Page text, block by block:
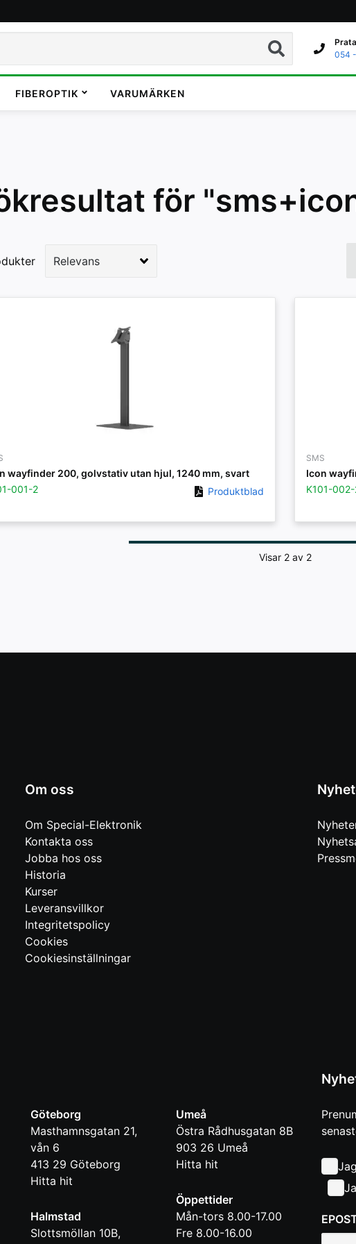
Sök
054
FIBEROPTIK VARUMÄRKEN
för
wayfinder 200, golvstativ utan hjul, 1240 mm, svart
001-2
Produktblad
SMS
Icon
K101-
Visar 2 av 2
Om oss
Om Special-Elektronik
Kontakta oss
Jobba hos oss
Historia
Kurser
Leveransvillkor
Integritetspolicy
Cookies
Cookiesinställningar
Göteborg
Masthamnsgatan 21,
vån 6
413 29 Göteborg
Hitta hit
Halmstad
Slottsmöllan 10B,
Umeå
Östra Rådhusgatan 8B
903 26 Umeå
Hitta hit
Öppettider
Mån-tors 8.00-17.00
Fre 8.00-16.00